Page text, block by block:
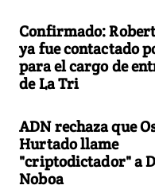
Confirmado:
ya fue contactado
para el cargo de
de La Tri
ADN rechaza que
Hurtado llame
"criptodictador" a
Noboa